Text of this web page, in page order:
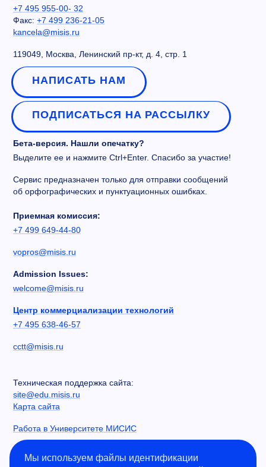
+7 495 955-00- 32
Факс: +7 499 236-21-05
kancela@misis.ru
119049, Москва, Ленинский пр-кт, д. 4, стр. 1
НАПИСАТЬ НАМ
ПОДПИСАТЬСЯ НА РАССЫЛКУ
Бета-версия. Нашли опечатку?
Выделите ее и нажмите Ctrl+Enter. Спасибо за участие!
Сервис предназначен только для отправки сообщений
об орфографических и пунктуационных ошибках.
Приемная комиссия:
+7 499 649-44-80
vopros@misis.ru
Admission Issues:
welcome@misis.ru
Центр коммерциализации технологий
+7 495 638-46-57
cctt@misis.ru
Техническая поддержка сайта:
site@edu.misis.ru
Карта сайта
Работа в Университете МИСИС
Сведения об образовательной организации
Мы используем файлы идентификации